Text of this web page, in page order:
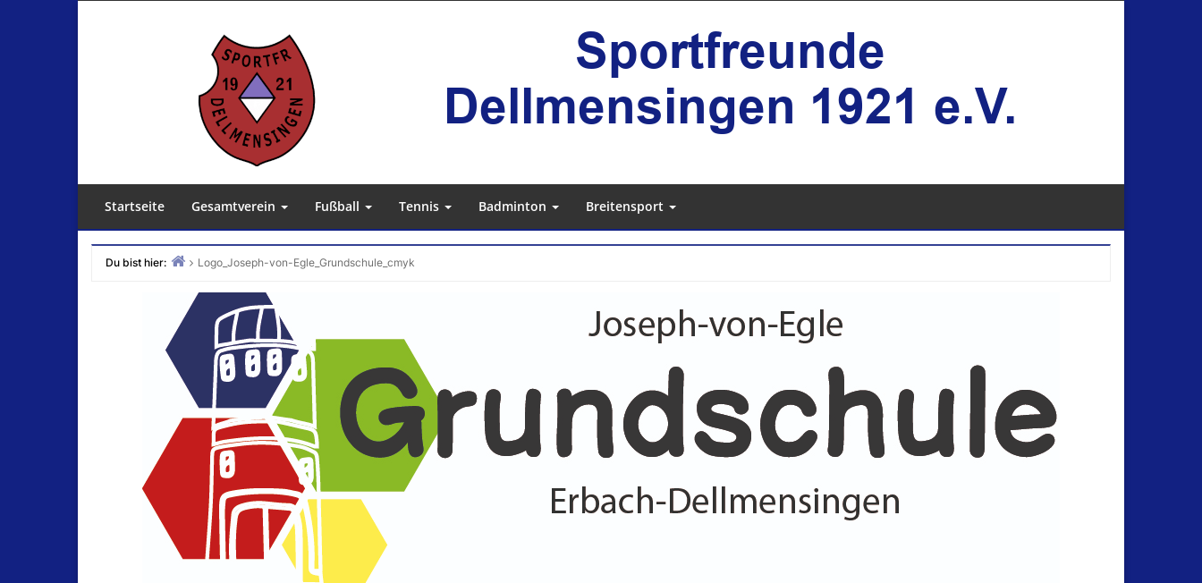
Startseite Gesamtverein Fußball Tennis Badminton Breitensport
Du bist hier:
Logo_Joseph-von-Egle_Grundschule_cmyk